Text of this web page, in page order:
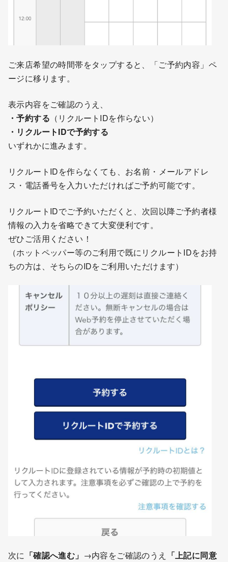
ご来店希望の時間帯をタップすると、「ご予約内容」ペ
ージに移ります。
表示内容をご確認のうえ、
・予約する （リクルートIDを作らない）
・リクルートIDで予約する
いずれかに進みます。
リクルートIDを作らなくても、お名前・メールアドレ
ス・電話番号を入力いただければご予約可能です。
リクルートIDでご予約いただくと、次回以降ご予約者様
情報の入力を省略できて大変便利です。
ぜひご活用ください！
（ホットペッパー等のご利用で既にリクルートIDをお持
ちの方は、そちらのIDをご利用いただけます）
次に 「確認へ進む」 →内容をご確認のうえ
「上記に同意